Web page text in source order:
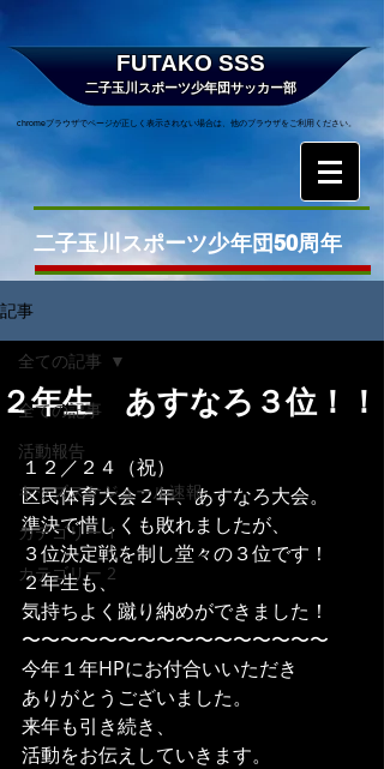
FUTAKO SSS
二子玉川スポーツ少年団サッカー部
chromeブラウザでページが正しく表示されない場合は、他のブラウザをご利用ください。
二子玉川スポーツ少年団50周年
記事
全ての記事
活動報告
キッズスケジュール速報
カテゴリー 1
カテゴリー 2
全ての記事
２年生 あすなろ３位！！
１２／２４（祝）
区民体育大会２年、あすなろ大会。
準決で惜しくも敗れましたが、
３位決定戦を制し堂々の３位です！
２年生も、
気持ちよく蹴り納めができました！
〜〜〜〜〜〜〜〜〜〜〜〜〜〜〜〜
今年１年HPにお付合いいただき
ありがとうございました。
来年も引き続き、
活動をお伝えしていきます。